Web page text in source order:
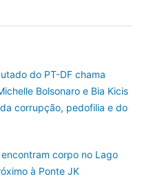
do PT-DF chama
Bolsonaro e Bia Kicis
corrupção, pedofilia e do
corpo no Lago
à Ponte JK